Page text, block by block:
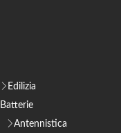
Edilizia
Batterie
Antennistica